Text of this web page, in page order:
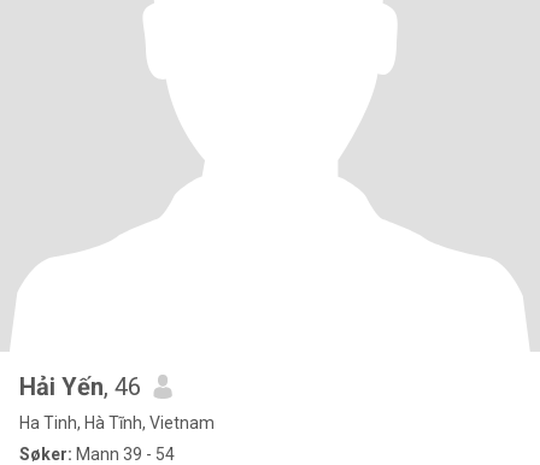
Hải Yến, 46
Ha Tinh, Hà Tĩnh, Vietnam
Søker: Mann 39 - 54